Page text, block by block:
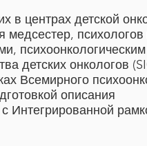
в центрах детской
психологов
детских онкологов
Всемирного
описания
Интегрированной